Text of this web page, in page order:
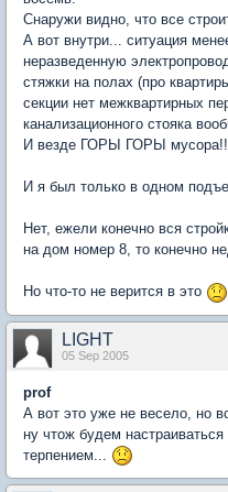
Снаружи видно, что все
А вот внутри... ситуация
неразведенную
стяжки на полах (про
секции нет межквартирных
канализационного стояка
И везде ГОРЫ ГОРЫ
И я был только в одном
Нет, ежели конечно вся
на дом номер 8, то конечно
Но что-то не верится в это
LIGHT
05 Sep 2005
prof
А вот это уже не весело, но
ну чтож будем
терпением...